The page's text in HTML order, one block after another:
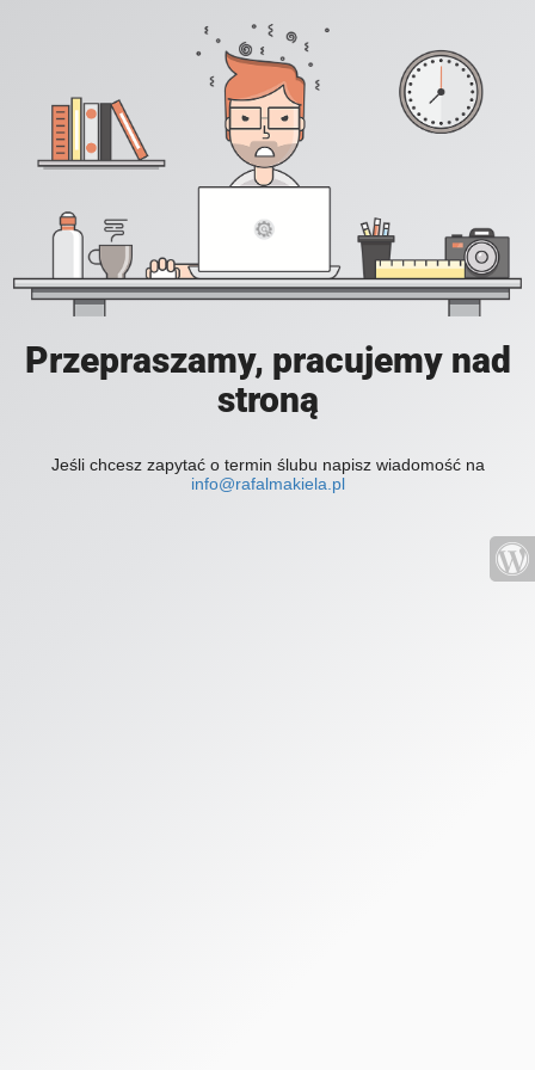
Przepraszamy, pracujemy nad
stroną
Jeśli chcesz zapytać o termin ślubu napisz wiadomość na
info@rafalmakiela.pl